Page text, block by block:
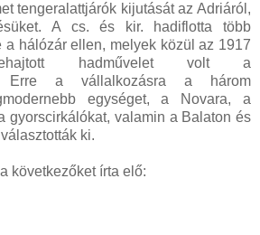
tengeralattjárók kijutását az Adriáról,
A cs. és kir. hadiflotta több
a hálózár ellen, melyek közül az 1917
hadművelet volt a
Erre a vállalkozásra a három
egységet, a Novara, a
gyorscirkálókat, valamin a Balaton és
ki.
következőket írta elő: